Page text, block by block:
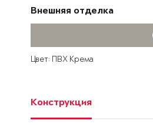
Внешняя отделка
Цвет: ПВХ Крема
Конструкция